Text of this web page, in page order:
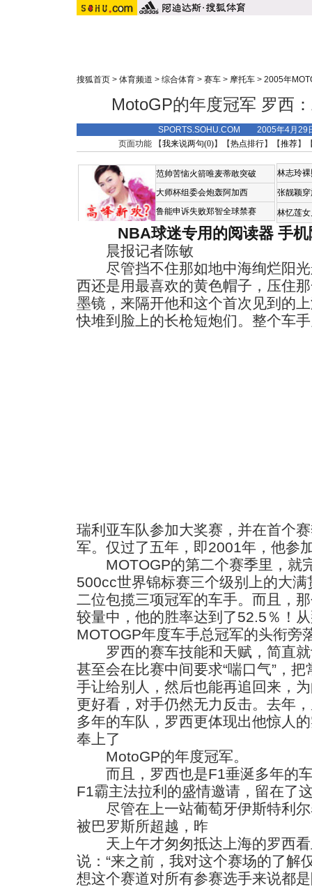
搜狐首页 > 体育频道 > 综合体育 > 赛车 > 摩托车 > 2005年
MotoGP的年度冠军 罗西
SPORTS.SOHU.COM 2005年4月29
页面功能 【我来说两句(0)】【热点排行】【推荐】
范帅苦恼火箭唯麦蒂敢突破
大师杯组委会炮轰阿加西
鲁能申诉失败郑智全球禁赛
林志玲
张靓颖
林忆莲
NBA球迷专用的阅读器 手
晨报记者陈敏
尽管挡不住那如地中海绚烂阳光
西还是用最喜欢的黄色帽子，压住
墨镜，来隔开他和这个首次见到的
快堆到脸上的长枪短炮们。 整个车
瑞利亚车队参加大奖赛，并在首个
军。仅过了五年，即2001年，他参
MOTOGP的第二个赛季里，就
500cc世界锦标赛三个级别上的大
二位包揽三项冠军的车手。而且，
较量中，他的胜率达到了52.5％！
MOTOGP年度车手总冠军的头衔旁
罗西的赛车技能和天赋，简直就
甚至会在比赛中间要求“喘口气”，
手让给别人，然后也能再追回来，
更好看，对手仍然无力反击。去年
多年的车队，罗西更体现出他惊人
奉上了
MotoGP的年度冠军。
而且，罗西也是F1垂涎多年的车
F1霸主法拉利的盛情邀请，留在了
尽管在上一站葡萄牙伊斯特利尔
被巴罗斯所超越，昨
天上午才匆匆抵达上海的罗西看
说：“来之前，我对这个赛场的了解
想这个赛道对所有参赛选手来说都